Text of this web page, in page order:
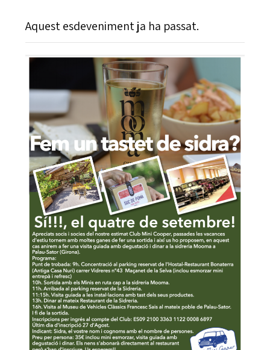
Aquest esdeveniment ja ha passat.